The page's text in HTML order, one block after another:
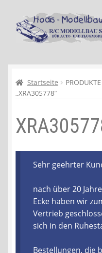
Zur
Navigation
springen
Zum
Inhalt
springen
Kasse
Recycling, Entsorgung
Shop
Warenkorb
Ablauf einer Bestellung
Startseite
„XRA305778“
Sehr geehrter
nach über 20
Ecke haben wir
Vertrieb
sich in den
Bestellungen, die